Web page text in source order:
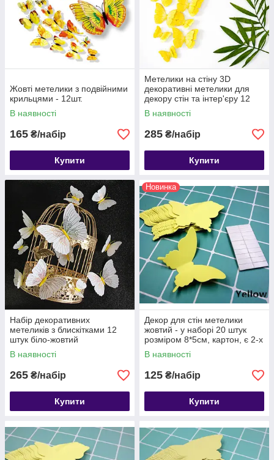
Жовті метелики з подвійними
крильцями - 12шт.
В наявності
165 ₴/набір
Купити
Метелики на стіну 3D
декоративні метелики для
декору стін та інтер'єру 12
штук жовтий
В наявності
285 ₴/набір
Купити
Набір декоративних
метеликів з блискітками 12
штук біло-жовтий
В наявності
265 ₴/набір
Купити
Новинка
Декор для стін метелики
жовтий - у наборі 20 штук
розміром 8*5см, картон, є 2-х
сторонній скотч
В наявності
125 ₴/набір
Купити